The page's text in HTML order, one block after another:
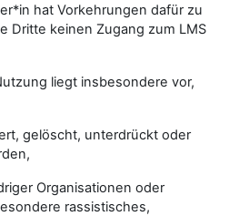
hat Vorkehrungen dafür zu
Dritte keinen Zugang zum LMS
liegt insbesondere vor,
gelöscht, unterdrückt oder
Organisationen oder
rassistisches,